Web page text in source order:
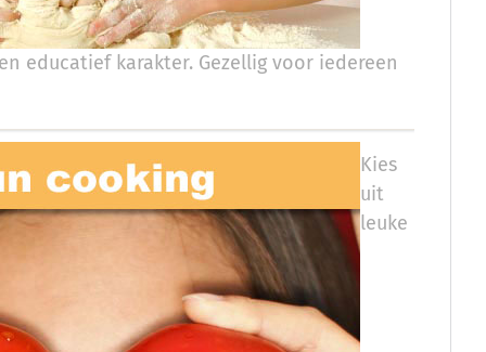
educatief karakter. Gezellig voor iedereen
Kies
uit
leuke